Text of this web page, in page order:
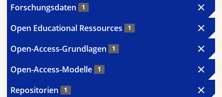
Forschungsdaten 1
Open Educational Ressources 1
Open-Access-Grundlagen 1
Open-Access-Modelle 1
Repositorien 1